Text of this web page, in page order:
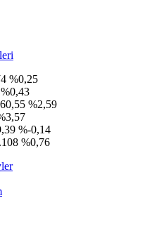
%0,25
%0,43
%2,59
%-0,14
%0,76